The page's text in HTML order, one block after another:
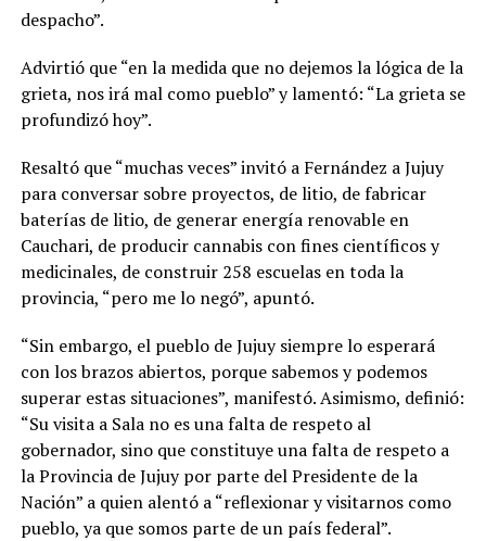
despacho”.
Advirtió que “en la medida que no dejemos la lógica de la
grieta, nos irá mal como pueblo” y lamentó: “La grieta se
profundizó hoy”.
Resaltó que “muchas veces” invitó a Fernández a Jujuy
para conversar sobre proyectos, de litio, de fabricar
baterías de litio, de generar energía renovable en
Cauchari, de producir cannabis con fines científicos y
medicinales, de construir 258 escuelas en toda la
provincia, “pero me lo negó”, apuntó.
“Sin embargo, el pueblo de Jujuy siempre lo esperará
con los brazos abiertos, porque sabemos y podemos
superar estas situaciones”, manifestó. Asimismo, definió:
“Su visita a Sala no es una falta de respeto al
gobernador, sino que constituye una falta de respeto a
la Provincia de Jujuy por parte del Presidente de la
Nación” a quien alentó a “reflexionar y visitarnos como
pueblo, ya que somos parte de un país federal”.